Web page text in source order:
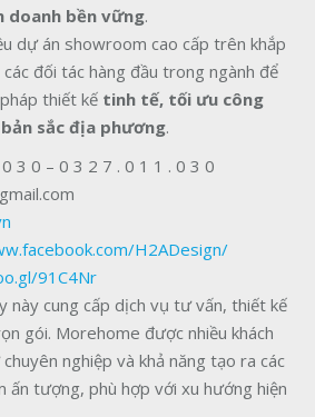
doanh bền vững.
dự án showroom cao cấp trên khắp
đối tác hàng đầu trong ngành để
thiết kế tinh tế, tối ưu công
sắc địa phương.
3 0 – 0 3 2 7 . 0 1 1 . 0 3 0
H2ADesign/
91C4Nr
này cung cấp dịch vụ tư vấn, thiết kế
gói. Morehome được nhiều khách
nghiệp và khả năng tạo ra các
ấn tượng, phù hợp với xu hướng hiện